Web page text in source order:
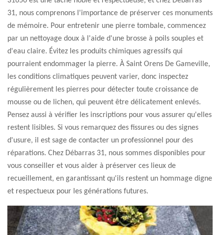
31, nous comprenons l'importance de préserver ces monuments
de mémoire. Pour entretenir une pierre tombale, commencez
par un nettoyage doux à l'aide d'une brosse à poils souples et
d'eau claire. Évitez les produits chimiques agressifs qui
pourraient endommager la pierre. À Saint Orens De Gameville,
les conditions climatiques peuvent varier, donc inspectez
régulièrement les pierres pour détecter toute croissance de
mousse ou de lichen, qui peuvent être délicatement enlevés.
Pensez aussi à vérifier les inscriptions pour vous assurer qu'elles
restent lisibles. Si vous remarquez des fissures ou des signes
d'usure, il est sage de contacter un professionnel pour des
réparations. Chez Débarras 31, nous sommes disponibles pour
vous conseiller et vous aider à préserver ces lieux de
recueillement, en garantissant qu'ils restent un hommage digne
et respectueux pour les générations futures.